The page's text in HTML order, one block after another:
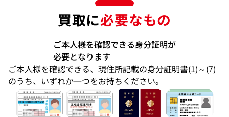
買取に必要なもの
ご本人様を確認できる身分証明が
必要となります
ご本人様を確認できる、現住所記載の身分証明書(1)～(7)
のうち、いずれか一つをお持ちください。